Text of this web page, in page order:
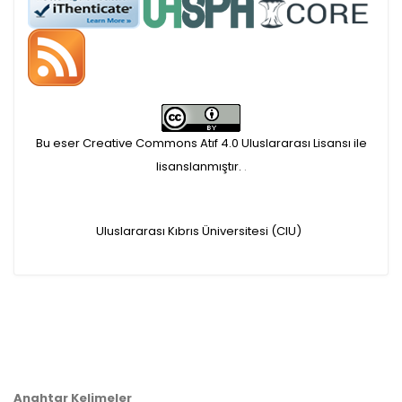
APC ödemesi
Öndenetimden geçen
makaleler için, 100 Avro
Makale İşletim Ücreti (APC)
Bu eser Creative Commons Atıf 4.0 Uluslararası Lisansı ile
lisanslanmıştır. .
Uluslararası Kıbrıs Üniversitesi (CIU)
Anahtar Kelimeler